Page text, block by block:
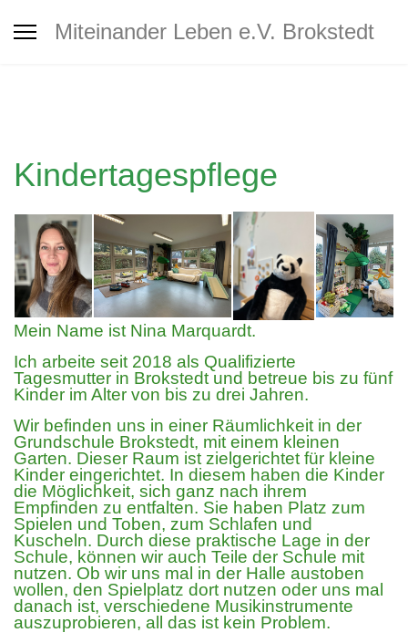
Miteinander Leben e.V. Brokstedt
Treff Brokstedt
MiLe Veranstaltungskalender
- Spenden -
zurück
Kindertagespflege
Mein Name ist Nina Marquardt.
Ich arbeite seit 2018 als Qualifizierte
Tagesmutter in Brokstedt und betreue bis zu fünf
Kinder im Alter von bis zu drei Jahren.
Wir befinden uns in einer Räumlichkeit in der
Grundschule Brokstedt, mit einem kleinen
Garten. Dieser Raum ist zielgerichtet für kleine
Kinder eingerichtet. In diesem haben die Kinder
die Möglichkeit, sich ganz nach ihrem
Empfinden zu entfalten. Sie haben Platz zum
Spielen und Toben, zum Schlafen und
Kuscheln. Durch diese praktische Lage in der
Schule, können wir auch Teile der Schule mit
nutzen. Ob wir uns mal in der Halle austoben
wollen, den Spielplatz dort nutzen oder uns mal
danach ist, verschiedene Musikinstrumente
auszuprobieren, all das ist kein Problem.